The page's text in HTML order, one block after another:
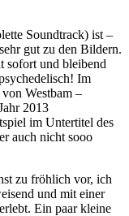
Soundtrack) ist –
gut zu den Bildern.
sofort und bleibend
Im
Westbam –
2013
im Untertitel des
auch nicht sooo
zu fröhlich vor, ich
und mit einer
Ein paar kleine